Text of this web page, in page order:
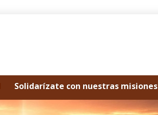
Solidarízate con nuestras misiones